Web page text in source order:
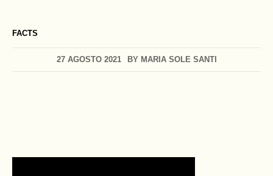
FACTS
27 AGOSTO 2021 BY MARIA SOLE SANTI